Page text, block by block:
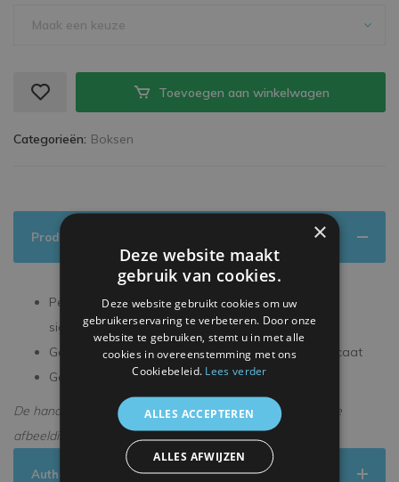
Maak een keuze
Toevoegen aan winkelwagen
Categorieën: Boksen
Productinformatie
Persoonlijk gesigneerd tijdens een exclusieve
signeersessie
Geleverd met een officieel ICONS echtheidscertificaat
Geleverd in een premium verpakking
De handtekening kan enigszins afwijken van de getoonde
afbeelding.
Authenticiteit
×
Deze website maakt
gebruik van cookies.
Deze website gebruikt cookies om uw
gebruikerservaring te verbeteren. Door onze
website te gebruiken, stemt u in met alle
cookies in overeenstemming met ons
Cookiebeleid. Lees verder
ALLES ACCEPTEREN
ALLES AFWIJZEN